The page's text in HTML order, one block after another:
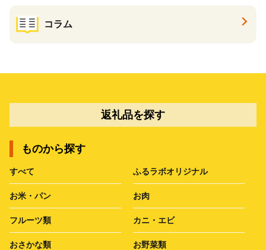
コラム
返礼品を探す
ものから探す
すべて ふるラボオリジナル
お米・パン お肉
フルーツ類 カニ・エビ
おさかな類 お野菜類